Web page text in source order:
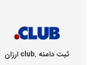
ثبت دامنه .club ارزان